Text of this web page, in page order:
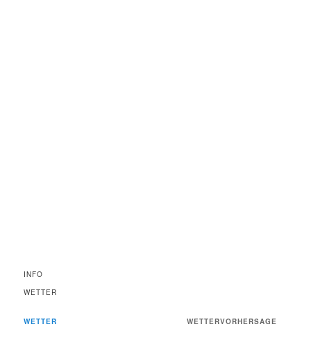
INFO
WETTER
WETTER WETTERVORHERSAGE